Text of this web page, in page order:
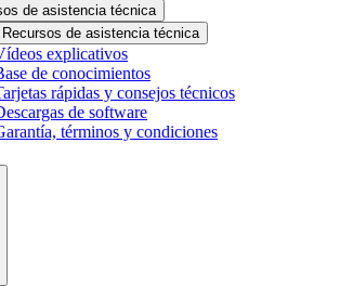
de asistencia técnica
Recursos de asistencia técnica
explicativos
de conocimientos
rápidas y consejos técnicos
de software
términos y condiciones